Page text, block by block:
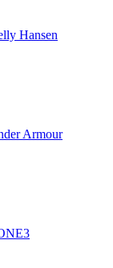
Hansen
Armour